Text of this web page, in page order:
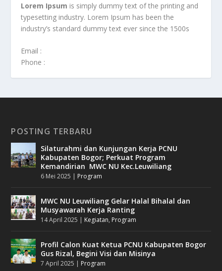
Lorem Ipsum is simply dummy text of the printing and
typesetting industry. Lorem Ipsum has been the
industry’s standard dummy text ever since the 1500s
Email :
Phone :
POSTING TERBARU
Silaturahmi dan Kunjungan Kerja PCNU
Kabupaten Bogor; Perkuat Program
Kemandirian MWC NU Kec.Leuwiliang
6 Mei 2025 | Program
MWC NU Leuwiliang Gelar Halal Bihalal dan
Musyawarah Kerja Ranting
14 April 2025 | Kegiatan, Program
Profil Calon Kuat Ketua PCNU Kabupaten Bogor
Gus Rizal, Begini Visi dan Misinya
7 April 2025 | Program